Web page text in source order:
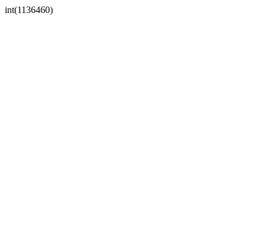
int(1136460)